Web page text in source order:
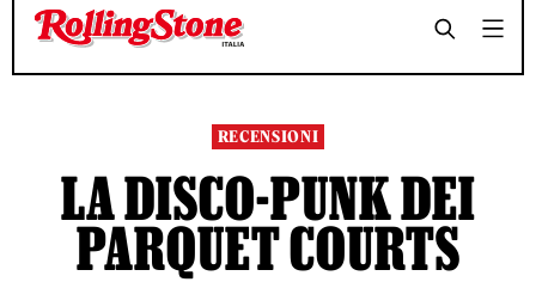
TEMPO DI LETTURA 3 MINUTI SHARE
TEMPO DI LETTURA 3 MINUTI SHARE
RECENSIONI
LA DISCO-PUNK DEI
PARQUET COURTS